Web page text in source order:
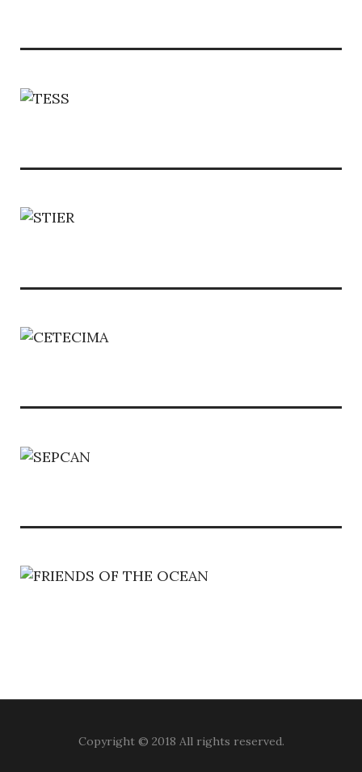
Copyright © 2018 All rights reserved.